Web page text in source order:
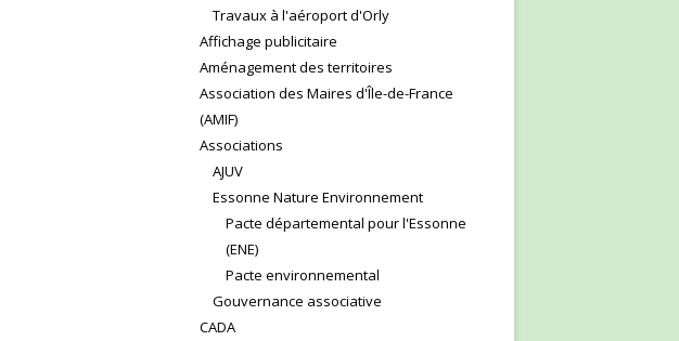
Travaux à l'aéroport d'Orly
Affichage publicitaire
Aménagement des territoires
Association des Maires d'Île-de-France
(AMIF)
Associations
AJUV
Essonne Nature Environnement
Pacte départemental pour l'Essonne
(ENE)
Pacte environnemental
Gouvernance associative
CADA